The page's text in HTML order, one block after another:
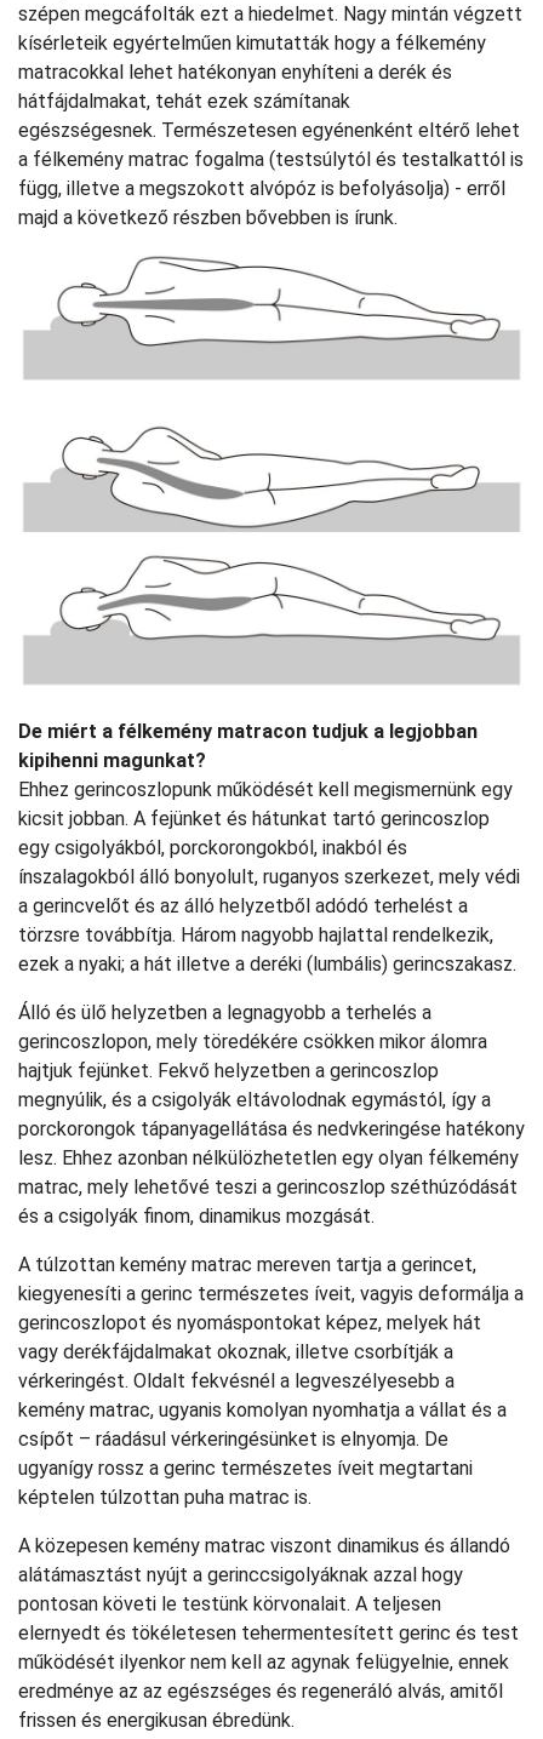
szépen megcáfolták ezt a hiedelmet. Nagy mintán végzett
kísérleteik egyértelműen kimutatták hogy a félkemény
matracokkal lehet hatékonyan enyhíteni a derék és
hátfájdalmakat, tehát ezek számítanak
egészségesnek. Természetesen egyénenként eltérő lehet
a félkemény matrac fogalma (testsúlytól és testalkattól is
függ, illetve a megszokott alvópóz is befolyásolja) - erről
majd a következő részben bővebben is írunk.
De miért a félkemény matracon tudjuk a legjobban
kipihenni magunkat?
Ehhez gerincoszlopunk működését kell megismernünk egy
kicsit jobban. A fejünket és hátunkat tartó gerincoszlop
egy csigolyákból, porckorongokból, inakból és
ínszalagokból álló bonyolult, ruganyos szerkezet, mely védi
a gerincvelőt és az álló helyzetből adódó terhelést a
törzsre továbbítja. Három nagyobb hajlattal rendelkezik,
ezek a nyaki; a hát illetve a deréki (lumbális) gerincszakasz.
Álló és ülő helyzetben a legnagyobb a terhelés a
gerincoszlopon, mely töredékére csökken mikor álomra
hajtjuk fejünket. Fekvő helyzetben a gerincoszlop
megnyúlik, és a csigolyák eltávolodnak egymástól, így a
porckorongok tápanyagellátása és nedvkeringése hatékony
lesz. Ehhez azonban nélkülözhetetlen egy olyan félkemény
matrac, mely lehetővé teszi a gerincoszlop széthúzódását
és a csigolyák finom, dinamikus mozgását.
A túlzottan kemény matrac mereven tartja a gerincet,
kiegyenesíti a gerinc természetes íveit, vagyis deformálja a
gerincoszlopot és nyomáspontokat képez, melyek hát
vagy derékfájdalmakat okoznak, illetve csorbítják a
vérkeringést. Oldalt fekvésnél a legveszélyesebb a
kemény matrac, ugyanis komolyan nyomhatja a vállat és a
csípőt – ráadásul vérkeringésünket is elnyomja. De
ugyanígy rossz a gerinc természetes íveit megtartani
képtelen túlzottan puha matrac is.
A közepesen kemény matrac viszont dinamikus és állandó
alátámasztást nyújt a gerinccsigolyáknak azzal hogy
pontosan követi le testünk körvonalait. A teljesen
elernyedt és tökéletesen tehermentesített gerinc és test
működését ilyenkor nem kell az agynak felügyelnie, ennek
eredménye az az egészséges és regeneráló alvás, amitől
frissen és energikusan ébredünk.